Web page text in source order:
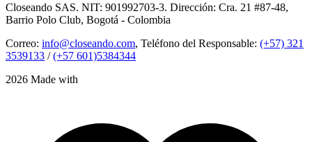
Closeando SAS. NIT: 901992703-3. Dirección: Cra. 21 #87-48,
Barrio Polo Club, Bogotá - Colombia
Correo: info@closeando.com, Teléfono del Responsable: (+57) 321
3539133 /(+57 601)5384344
2026 Made with